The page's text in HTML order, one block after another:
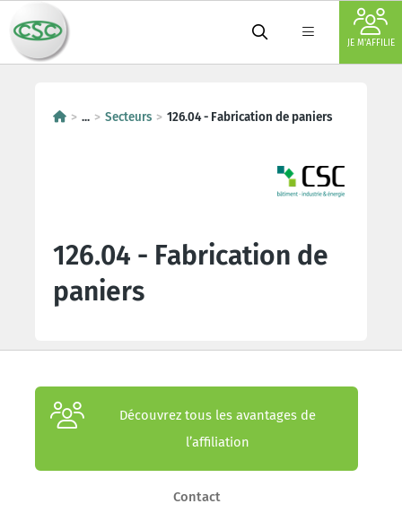
JE M'AFFILIE
... Secteurs 126.04 - Fabrication de paniers
126.04 - Fabrication de
paniers
Découvrez tous les avantages de
l’affiliation
Contact